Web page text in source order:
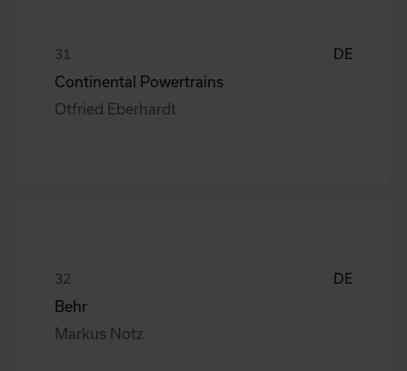
DE
Continental Powertrains
Otfried Eberhardt
DE
Behr
Markus Notz